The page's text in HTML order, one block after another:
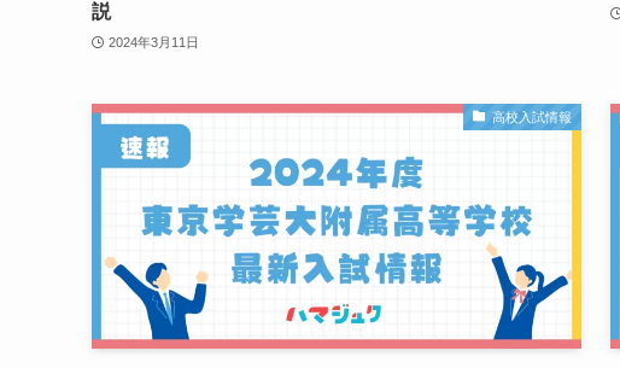
説
2024年3月11日
高校入試情報